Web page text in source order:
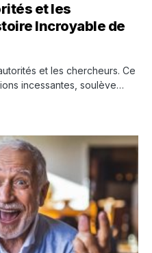
et les
Incroyable de
et les chercheurs. Ce
incessantes, soulève…